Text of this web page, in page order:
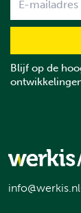
Blijf op de
info@werkis.nl